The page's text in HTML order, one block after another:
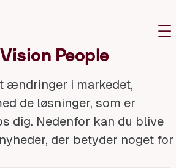
☰
People
ændringer i markedet,
de løsninger, som er
dig. Nedenfor kan du blive
der betyder noget for